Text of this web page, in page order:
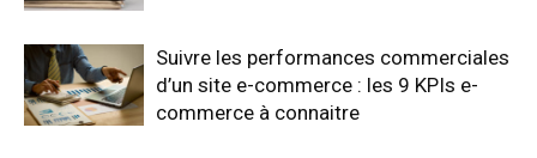
Suivre les performances commerciales
d’un site e-commerce : les 9 KPIs e-
commerce à connaitre